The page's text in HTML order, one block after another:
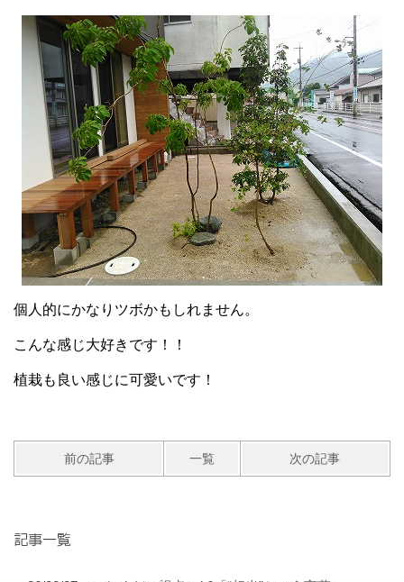
個人的にかなりツボかもしれません。
こんな感じ大好きです！！
植栽も良い感じに可愛いです！
前の記事 一覧 次の記事
記事一覧